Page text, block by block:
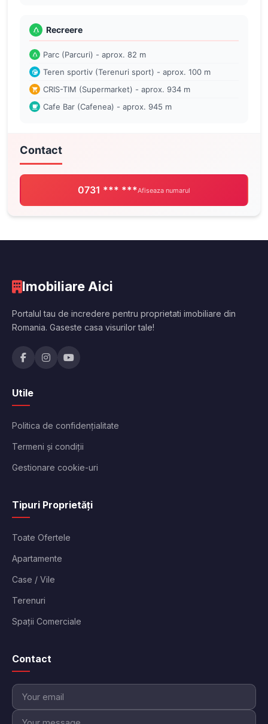
Recreere
Parc (Parcuri) - aprox. 82 m
Teren sportiv (Terenuri sport) - aprox. 100 m
CRIS-TIM (Supermarket) - aprox. 934 m
Cafe Bar (Cafenea) - aprox. 945 m
Contact
0731 *** ***Afiseaza numarul
Imobiliare Aici
Portalul tau de incredere pentru proprietati imobiliare din
Romania. Gaseste casa visurilor tale!
Utile
Politica de confidențialitate
Termeni și condiții
Gestionare cookie-uri
Tipuri Proprietăți
Toate Ofertele
Apartamente
Case / Vile
Terenuri
Spații Comerciale
Contact